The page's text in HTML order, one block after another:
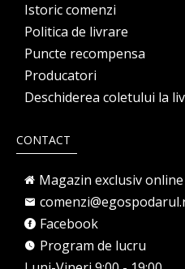
Istoric comenzi
Politica de livrare
Puncte recompensa
Producatori
Deschiderea coletului la
CONTACT
Magazin exclusiv online
Facebook
Program de lucru